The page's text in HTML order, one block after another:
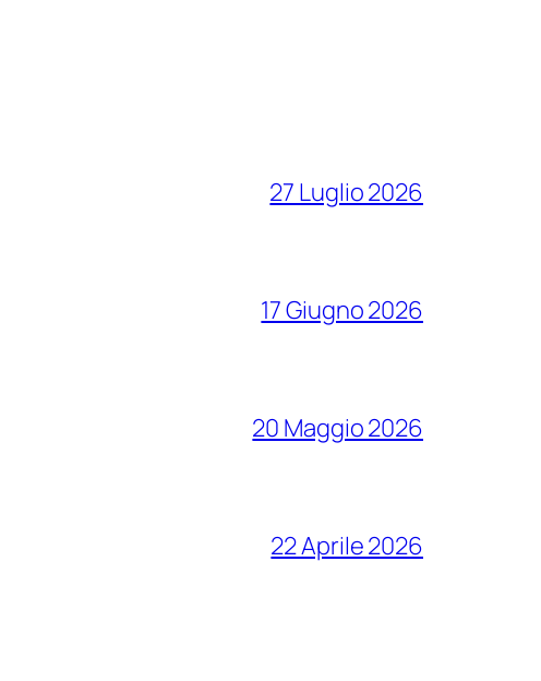
27 Luglio 2026
17 Giugno 2026
20 Maggio 2026
22 Aprile 2026